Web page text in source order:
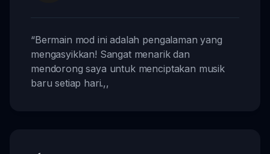
“Bermain mod ini adalah pengalaman yang
mengasyikkan! Sangat menarik dan
mendorong saya untuk menciptakan musik
baru setiap hari.,,